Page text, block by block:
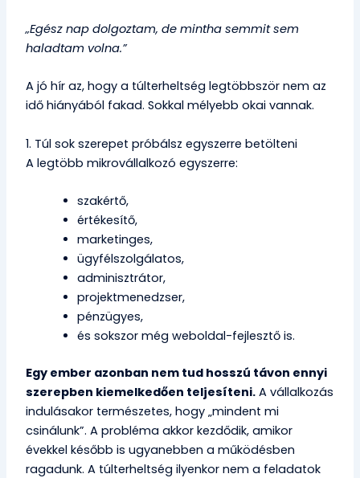
„Egész nap dolgoztam, de mintha semmit sem
haladtam volna.”
A jó hír az, hogy a túlterheltség legtöbbször nem az
idő hiányából fakad. Sokkal mélyebb okai vannak.
1. Túl sok szerepet próbálsz egyszerre betölteni
A legtöbb mikrovállalkozó egyszerre:
szakértő,
értékesítő,
marketinges,
ügyfélszolgálatos,
adminisztrátor,
projektmenedzser,
pénzügyes,
és sokszor még weboldal-fejlesztő is.
Egy ember azonban nem tud hosszú távon ennyi
szerepben kiemelkedően teljesíteni. A vállalkozás
indulásakor természetes, hogy „mindent mi
csinálunk”. A probléma akkor kezdődik, amikor
évekkel később is ugyanebben a működésben
ragadunk. A túlterheltség ilyenkor nem a feladatok